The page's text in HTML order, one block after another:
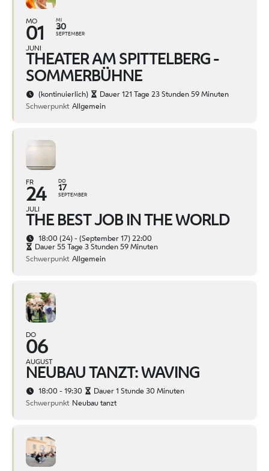
MO
01
JUNI
MI
30
SEPTEMBER
THEATER AM SPITTELBERG -
SOMMERBÜHNE
(kontinuierlich)
Dauer 121 Tage 23 Stunden 59 Minuten
Schwerpunkt Allgemein
FR
24
JULI
DO
17
SEPTEMBER
THE BEST JOB IN THE WORLD
18:00 (24) - (September 17) 22:00
Dauer 55 Tage 3 Stunden 59 Minuten
Schwerpunkt Allgemein
DO
06
AUGUST
NEUBAU TANZT: WAVING
18:00 - 19:30
Dauer 1 Stunde 30 Minuten
Schwerpunkt Neubau tanzt